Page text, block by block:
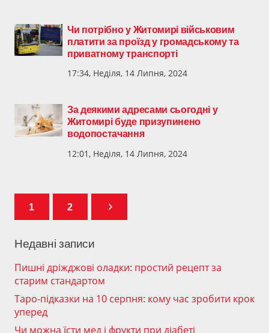
Чи потрібно у Житомирі військовим
платити за проїзд у громадському та
приватному транспорті
17:34, Неділя, 14 Липня, 2024
За деякими адресами сьогодні у
Житомирі буде призупинено
водопостачання
12:01, Неділя, 14 Липня, 2024
1 2
Недавні записи
Пишні дріжджові оладки: простий рецепт за
старим стандартом
Таро-підказки на 10 серпня: кому час зробити крок
уперед
Чи можна їсти мед і фрукти при діабеті